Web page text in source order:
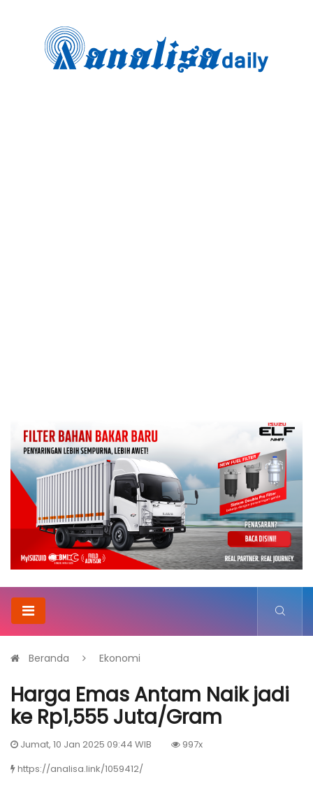
Beranda Ekonomi
Harga Emas Antam Naik jadi
ke Rp1,555 Juta/Gram
Jumat, 10 Jan 2025 09:44 WIB
997x
https://analisa.link/1059412/